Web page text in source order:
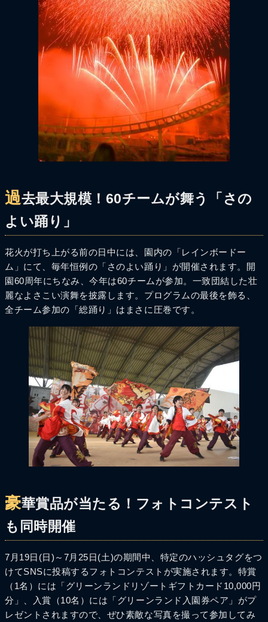
過去最大規模！60チームが舞う「さの
よい踊り」
花火が打ち上がる前の日中には、園内の「レインボードー
ム」にて、毎年恒例の「さのよい踊り」が開催されます。開
園60周年にちなみ、今年は60チームが参加。一致団結した壮
麗なよさこい演舞を披露します。プログラムの最後を飾る、
全チーム参加の「総踊り」はまさに圧巻です。
豪華賞品が当たる！フォトコンテスト
も同時開催
7月19日(日)～7月25日(土)の期間中、特定のハッシュタグをつ
けてSNSに投稿するフォトコンテストが実施されます。特賞
（1名）には「グリーンランドリゾートギフトカード10,000円
分」、入賞（10名）には「グリーンランド入園券ペア」がプ
レゼントされますので、ぜひ素敵な写真を撮って参加してみ